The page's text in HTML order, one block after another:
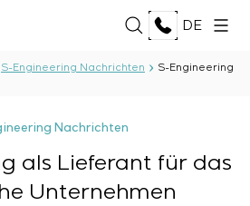
DE
S-Engineering Nachrichten S-Engineering
Nachrichten
als Lieferant für das
Unternehmen